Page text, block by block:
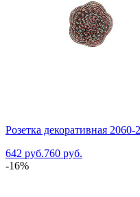
Розетка декоративная
642 руб.760 руб.
-16%